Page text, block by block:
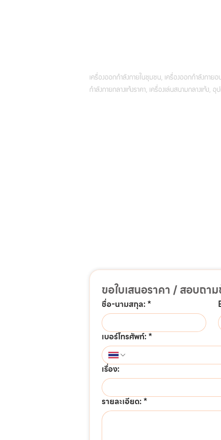
เครื่องออกกำลังกายในชุมชน, เครื่องออกกำลังกาย
กำลังกายกลางแจ้งราคา, เครื่องเล่นสนามกลางแจ้ง,
ขอใบเสนอราคา / สอบถา
ชื่อ-นามสกุล: *
เบอร์โทรศัพท์: *
เรื่อง:
รายละเอียด: *